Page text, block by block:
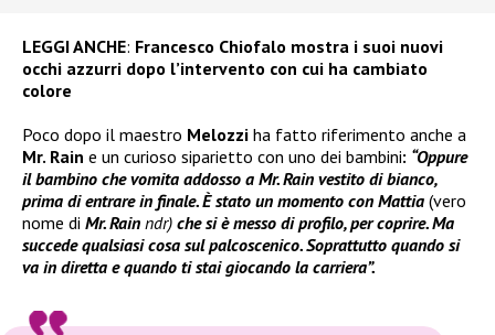
LEGGI ANCHE: Francesco Chiofalo mostra i suoi nuovi
occhi azzurri dopo l’intervento con cui ha cambiato
colore
Poco dopo il maestro Melozzi ha fatto riferimento anche a
Mr. Rain e un curioso siparietto con uno dei bambini: “Oppure
il bambino che vomita addosso a Mr. Rain vestito di bianco,
prima di entrare in finale. È stato un momento con Mattia (vero
nome di Mr. Rain ndr) che si è messo di profilo, per coprire. Ma
succede qualsiasi cosa sul palcoscenico. Soprattutto quando si
va in diretta e quando ti stai giocando la carriera”.